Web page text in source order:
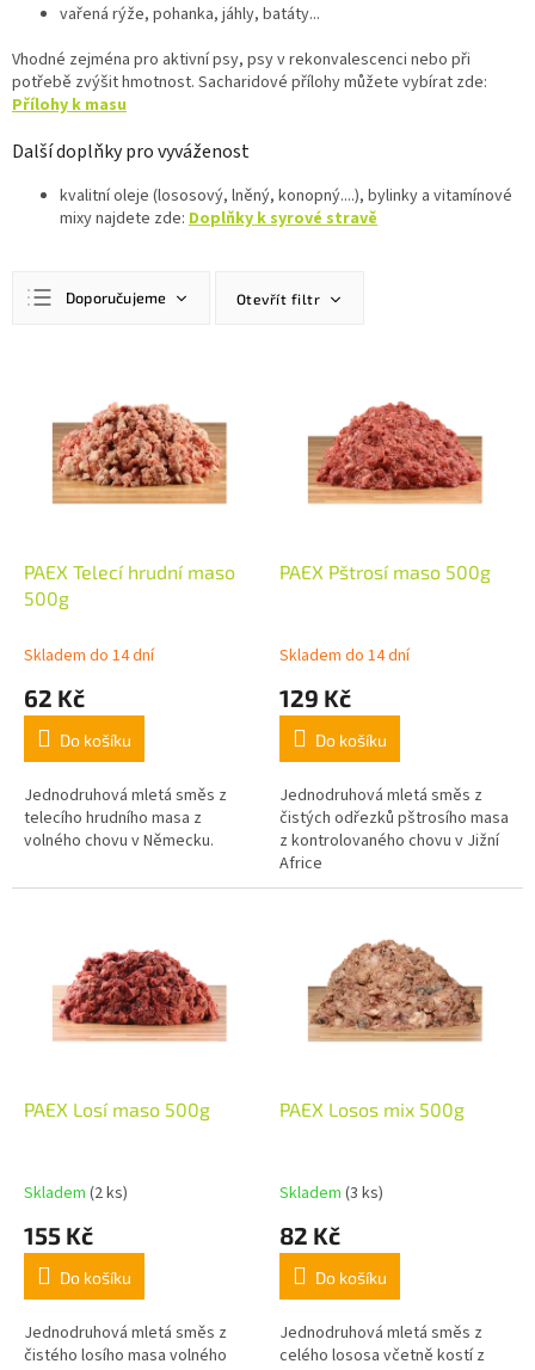
vařená rýže, pohanka, jáhly, batáty...
Vhodné zejména pro aktivní psy, psy v rekonvalescenci nebo při
potřebě zvýšit hmotnost. Sacharidové přílohy můžete vybírat zde:
Přílohy k masu
Další doplňky pro vyváženost
kvalitní oleje (lososový, lněný, konopný....), bylinky a vitamínové
mixy najdete zde: Doplňky k syrové stravě
Doporučujeme
Nejprodávanější
Abecedně
Otevřít filtr
PAEX Telecí hrudní maso
500g
Skladem do 14 dní
62 Kč
Do košíku
Jednodruhová mletá směs z
telecího hrudního masa z
volného chovu v Německu.
PAEX Pštrosí maso 500g
Skladem do 14 dní
129 Kč
Do košíku
Jednodruhová mletá směs z
čistých odřezků pštrosího masa
z kontrolovaného chovu v Jižní
Africe
PAEX Losí maso 500g
Skladem (2 ks)
155 Kč
Do košíku
Jednodruhová mletá směs z
čistého losího masa volného
PAEX Losos mix 500g
Skladem (3 ks)
82 Kč
Do košíku
Jednodruhová mletá směs z
celého lososa včetně kostí z